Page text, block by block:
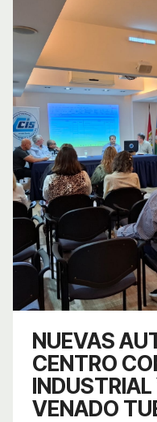
NUEVAS
CENTRO
VENADO